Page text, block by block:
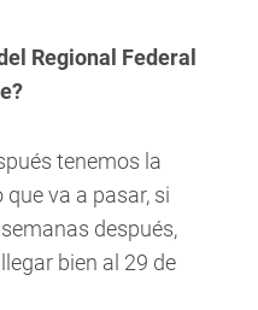
Regional Federal
tenemos la
va a pasar, si
después,
bien al 29 de